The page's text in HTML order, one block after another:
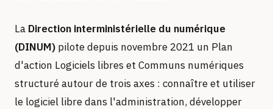
La Direction interministérielle du numérique
(DINUM) pilote depuis novembre 2021 un Plan
d'action Logiciels libres et Communs numériques
structuré autour de trois axes : connaître et utiliser
le logiciel libre dans l'administration, développer